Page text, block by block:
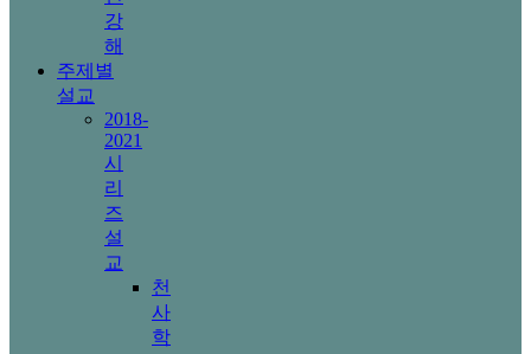
강
해
주제별
설교
2018-
2021
시
리
즈
설
교
천
사
학